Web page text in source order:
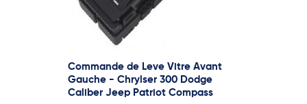
Commande de Leve Vitre Avant
Gauche - Chrylser 300 Dodge
Caliber Jeep Patriot Compass